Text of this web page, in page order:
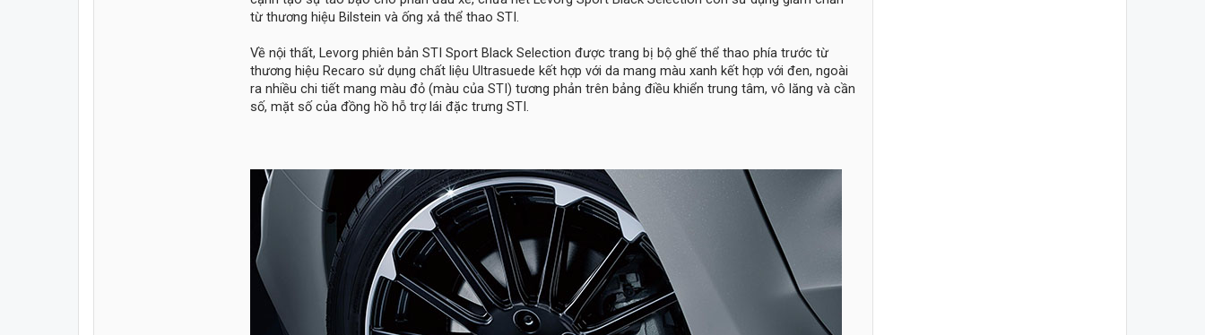
từ thương hiệu Bilstein và ống xả thể thao STI.
Về nội thất, Levorg phiên bản STI Sport Black Selection được trang bị bộ ghế thể thao phía trước từ
thương hiệu Recaro sử dụng chất liệu Ultrasuede kết hợp với da mang màu xanh kết hợp với đen, ngoài
ra nhiều chi tiết mang màu đỏ (màu của STI) tương phản trên bảng điều khiển trung tâm, vô lăng và cần
số, mặt số của đồng hồ hỗ trợ lái đặc trưng STI.